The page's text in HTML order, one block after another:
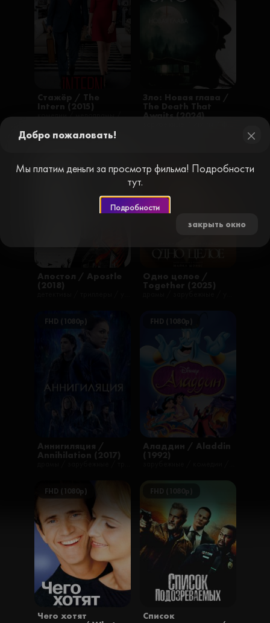
Стажёр / The
Intern (2015)
комедии / мелодрамы / фильмы
Зло: Новая глава /
The Death That
Awaits (2024)
Апостол / Apostle
(2018)
Одно целое /
Together (2025)
Аннигиляция /
Annihilation (2017)
FHD (1080p)
Аладдин / Aladdin
(1992)
FHD (1080p)
Чего хотят
FHD (1080p)
Список
FHD (1080p)
Добро пожаловать!
Мы платим деньги за просмотр фильма! Подробности
тут.
Подробности
закрыть окно